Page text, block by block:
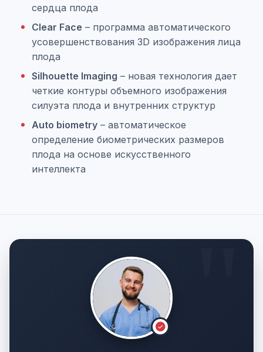
сердца плода
Clear Face – программа автоматического
усовершенствования 3D изображения лица
плода
Silhouette Imaging – новая технология дает
четкие контуры объемного изображения
силуэта плода и внутренних структур
Auto biometry – автоматическое
определение биометрических размеров
плода на основе искусственного
интеллекта